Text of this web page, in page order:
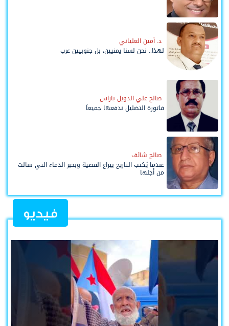
د. أمين العلياني
لهذا.. نحن لسنا يمنيين، بل جنوبيين عرب
صالح علي الدويل باراس
فاتورة التضليل ندفعها جميعاً
صالح شائف
عندما يُكتب التاريخ بيراع القضية وبحبر الدماء التي سالت
من أجلها
فيديو